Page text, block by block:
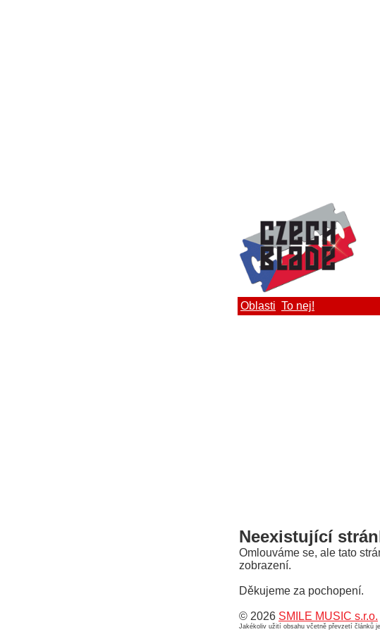
Oblasti To nej!
Neexistující
Omlouváme se, ale tato
zobrazení.
Děkujeme za pochopení.
© 2026 SMILE MUSIC s.r.o.
Jakékoliv užití obsahu včetně převzetí článků